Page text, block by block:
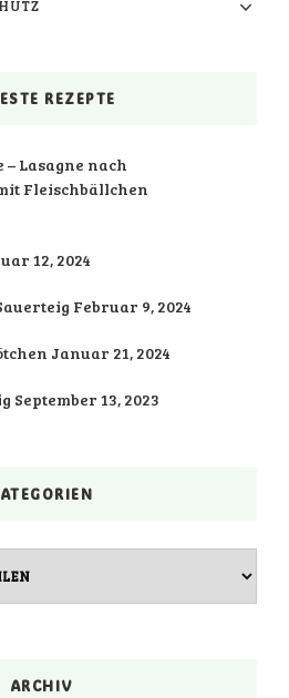
REZEPTE
Lasagne nach
Fleischbällchen
12, 2024
Februar 9, 2024
Januar 21, 2024
September 13, 2023
ARCHIV